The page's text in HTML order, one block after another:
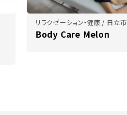
リラクゼーション・健康 / 日立市
Body Care Melon